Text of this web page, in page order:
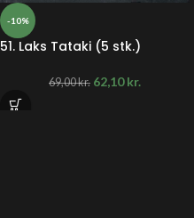
-10%
51. Laks Tataki (5 stk.)
69,00kr. 62,10kr.